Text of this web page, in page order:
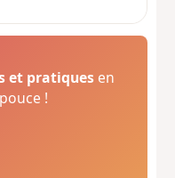
et pratiques en
!